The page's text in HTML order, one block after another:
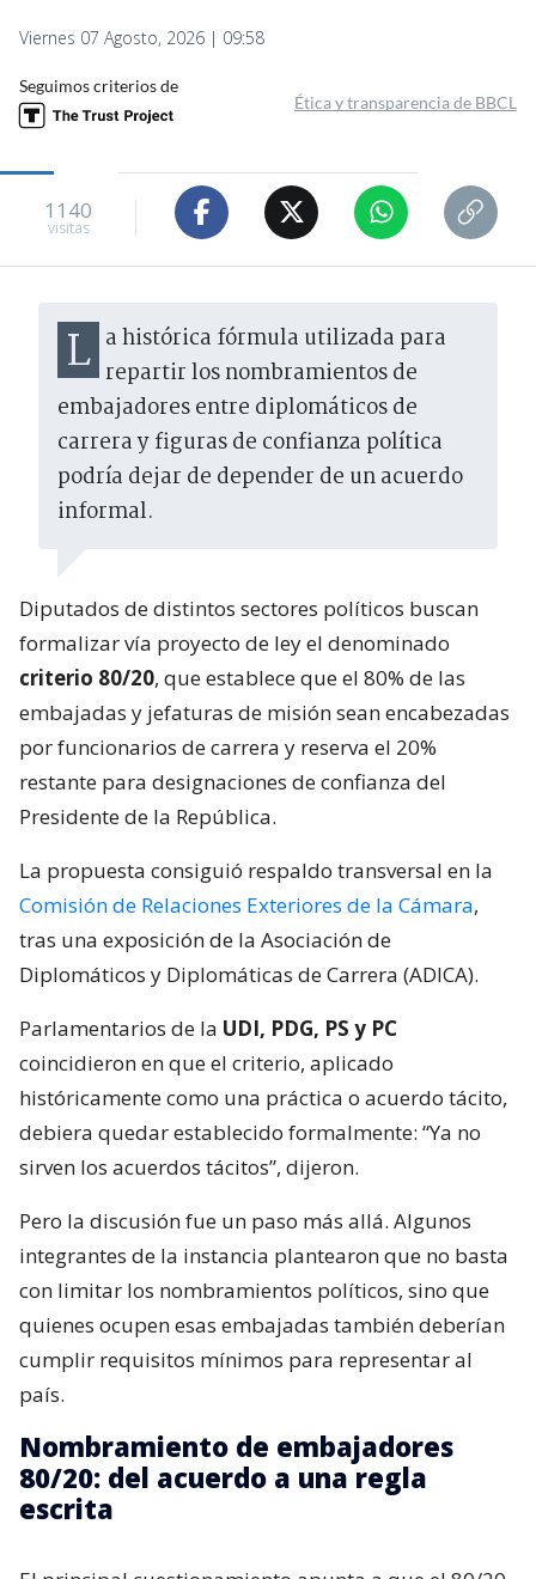
Viernes 07 Agosto, 2026 | 09:58
Seguimos criterios de
Ética y transparencia de BBCL
1140
visitas
La histórica fórmula utilizada para repartir los nombramientos de
embajadores entre diplomáticos de
carrera y figuras de confianza política
podría dejar de depender de un acuerdo
informal.
Diputados de distintos sectores políticos buscan
formalizar vía proyecto de ley el denominado
criterio 80/20, que establece que el 80% de las
embajadas y jefaturas de misión sean encabezadas
por funcionarios de carrera y reserva el 20%
restante para designaciones de confianza del
Presidente de la República.
La propuesta consiguió respaldo transversal en la
Comisión de Relaciones Exteriores de la Cámara,
tras una exposición de la Asociación de
Diplomáticos y Diplomáticas de Carrera (ADICA).
Parlamentarios de la UDI, PDG, PS y PC
coincidieron en que el criterio, aplicado
históricamente como una práctica o acuerdo tácito,
debiera quedar establecido formalmente: “Ya no
sirven los acuerdos tácitos”, dijeron.
Pero la discusión fue un paso más allá. Algunos
integrantes de la instancia plantearon que no basta
con limitar los nombramientos políticos, sino que
quienes ocupen esas embajadas también deberían
cumplir requisitos mínimos para representar al
país.
Nombramiento de embajadores
80/20: del acuerdo a una regla
escrita